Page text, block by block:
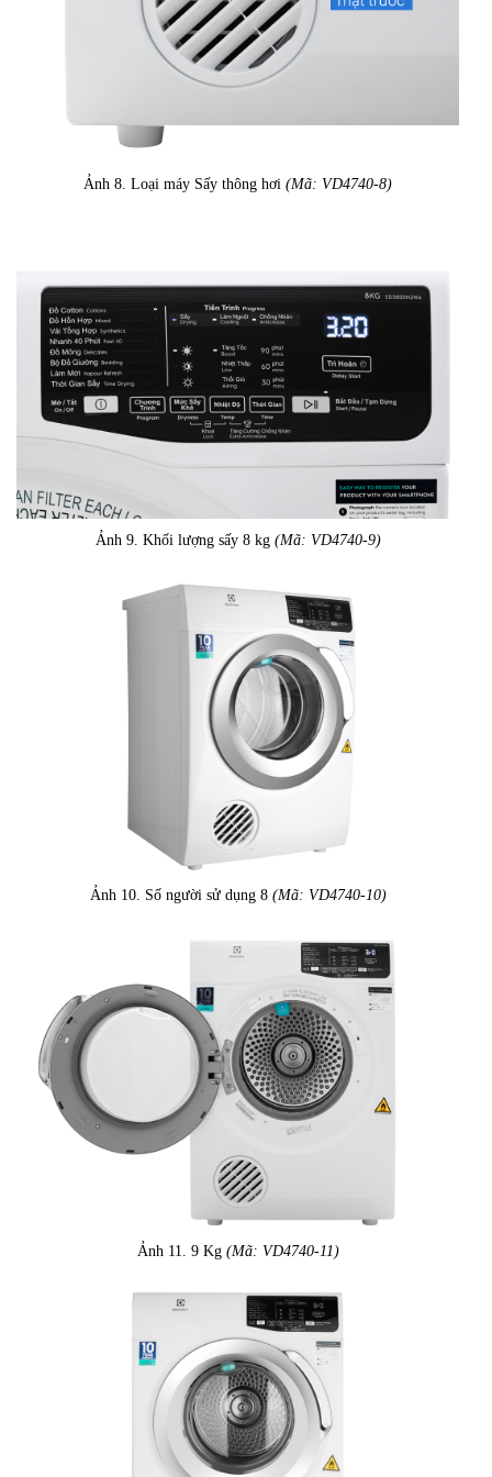
Ảnh 8. Loại máy Sấy thông hơi (Mã: VD4740-8)
Ảnh 9. Khối lượng sấy 8 kg (Mã: VD4740-9)
Ảnh 10. Số người sử dụng 8 (Mã: VD4740-10)
Ảnh 11. 9 Kg (Mã: VD4740-11)